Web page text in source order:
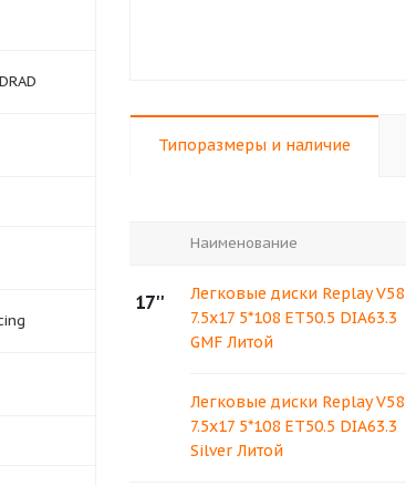
Типоразмеры и наличие
Наименование
17''
Легковые диски Replay V58
7.5x17 5*108 ET50.5 DIA63.3
GMF Литой
Легковые диски Replay V58
7.5x17 5*108 ET50.5 DIA63.3
Silver Литой